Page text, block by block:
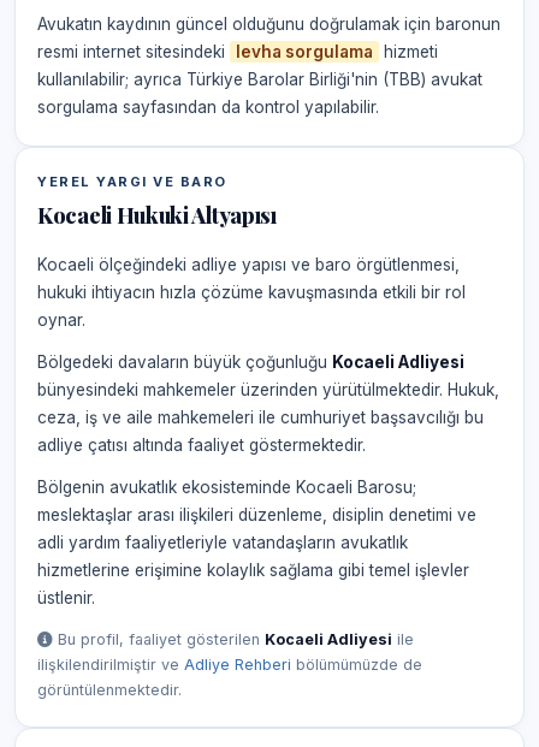
Avukatın kaydının güncel olduğunu doğrulamak için baronun
resmi internet sitesindeki
levha sorgulama
hizmeti
kullanılabilir; ayrıca Türkiye Barolar Birliği'nin (TBB) avukat
sorgulama sayfasından da kontrol yapılabilir.
YEREL YARGI VE BARO
Kocaeli Hukuki Altyapısı
Kocaeli ölçeğindeki adliye yapısı ve baro örgütlenmesi,
hukuki ihtiyacın hızla çözüme kavuşmasında etkili bir rol
oynar.
Bölgedeki davaların büyük çoğunluğu Kocaeli Adliyesi
bünyesindeki mahkemeler üzerinden yürütülmektedir. Hukuk,
ceza, iş ve aile mahkemeleri ile cumhuriyet başsavcılığı bu
adliye çatısı altında faaliyet göstermektedir.
Bölgenin avukatlık ekosisteminde Kocaeli Barosu;
meslektaşlar arası ilişkileri düzenleme, disiplin denetimi ve
adli yardım faaliyetleriyle vatandaşların avukatlık
hizmetlerine erişimine kolaylık sağlama gibi temel işlevler
üstlenir.
Bu profil, faaliyet gösterilen Kocaeli Adliyesi ile
ilişkilendirilmiştir ve Adliye Rehberi bölümümüzde de
görüntülenmektedir.